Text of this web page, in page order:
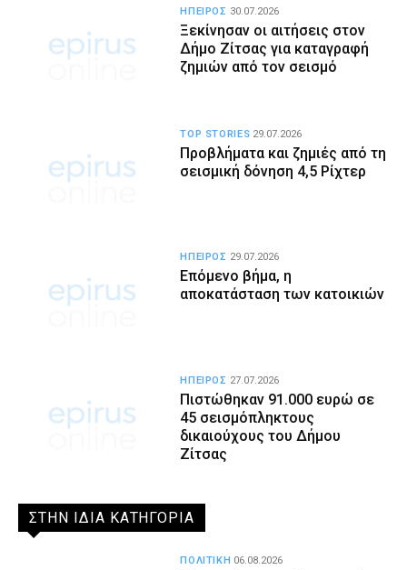
Ξεκίνησαν οι αιτήσεις στον
Δήμο Ζίτσας για καταγραφή
ζημιών από τον σεισμό
ΗΠΕΙΡΟΣ 30.07.2026
Προβλήματα και ζημιές από τη
σεισμική δόνηση 4,5 Ρίχτερ
TOP STORIES 29.07.2026
Επόμενο βήμα, η
αποκατάσταση των κατοικιών
ΗΠΕΙΡΟΣ 29.07.2026
Πιστώθηκαν 91.000 ευρώ σε
45 σεισμόπληκτους
δικαιούχους του Δήμου
Ζίτσας
ΗΠΕΙΡΟΣ 27.07.2026
ΣΤΗΝ ΙΔΙΑ ΚΑΤΗΓΟΡΙΑ
ΠΟΛΙΤΙΚΗ 06.08.2026